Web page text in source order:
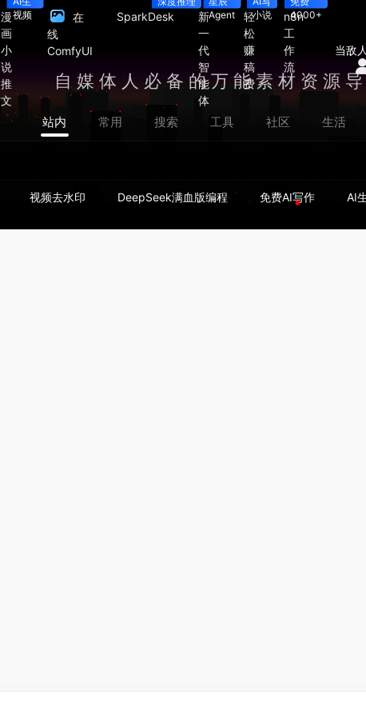
漫
画
小
说
推
文
视频
在
线
ComfyUI
SparkDesk
新
一
代
智
能
体
Agent
轻
松
赚
稿
费
小说
n8n
工
作
流
4000+
当敌
自媒体人必备的万能素材资源
站内 常用 搜索 工具 社区 生活
视频去水印 DeepSeek满血版编程 免费AI写作 AI